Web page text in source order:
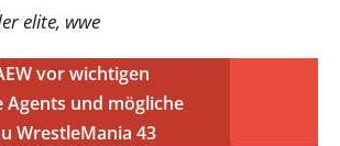
elite, wwe
vor wichtigen
Agents und mögliche
WrestleMania 43